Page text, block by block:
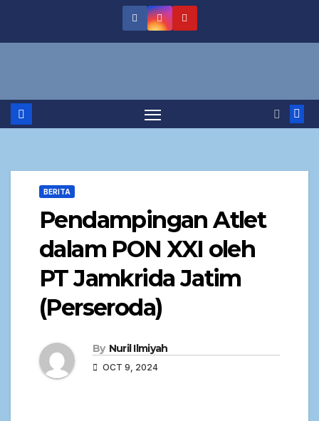
BERITA
Pendampingan Atlet
dalam PON XXI oleh
PT Jamkrida Jatim
(Perseroda)
By Nuril Ilmiyah
OCT 9, 2024